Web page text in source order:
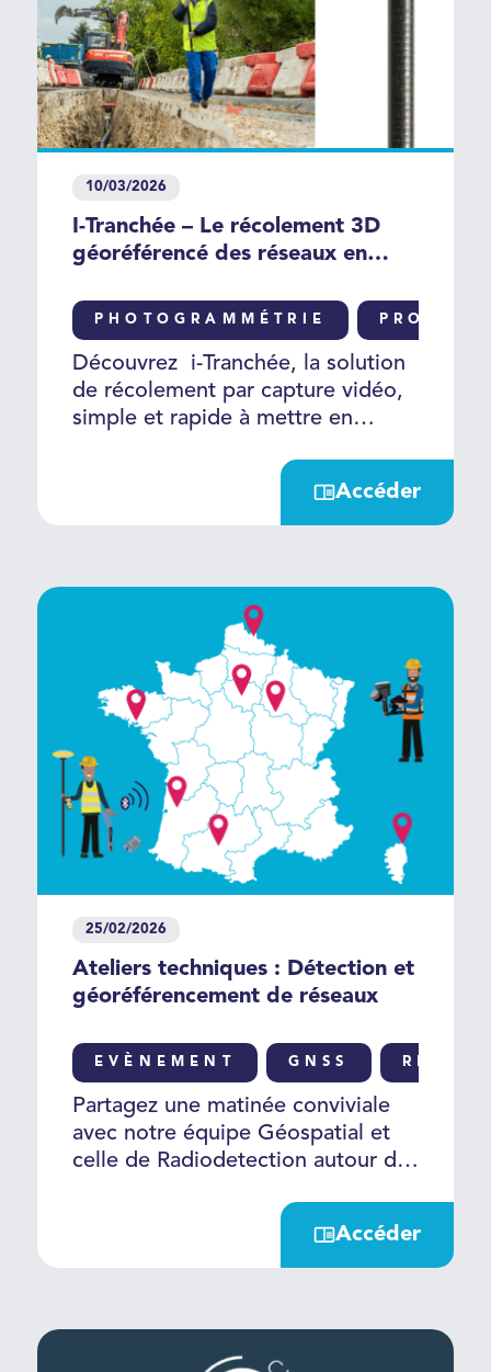
10/03/2026
I-Tranchée – Le récolement 3D
géoréférencé des réseaux en
PHOTOGRAMMÉTRIE PRODUIT
Découvrez i-Tranchée, la solution
de récolement par capture vidéo,
simple et rapide à mettre en
tranchée et à un levé GNSS
indépendant , réalisé avant ou
traitement photogrammétrique en
ligne exploite l’ensemble des
récolement 3D géoréférencé
précis des réseaux avant
remblaiement. Les équipes
peuvent refermer la tranchée
immédiatement, sans attendre
l’intervention d’un géomètre sur
site. i-Tranchée améliore la
productivité, réduit les coûts et
supprime les temps d’attente
Accéder
25/02/2026
Ateliers techniques : Détection et
géoréférencement de réseaux
EVÈNEMENT GNSS
Partagez une matinée conviviale
avec notre équipe Géospatial et
celle de Radiodetection autour de
de découvrir les dernières
avancées et d’échanger sur les
nouveautés dans les domaines de
géoréférencement !
Accéder